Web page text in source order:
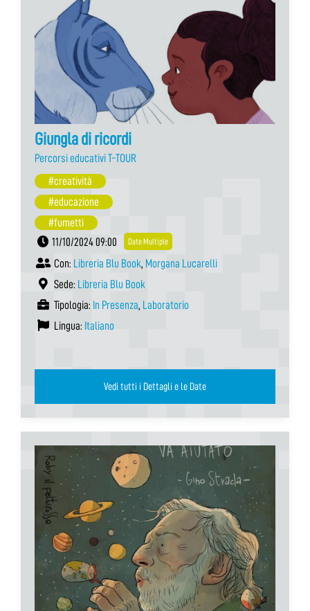
Giungla di ricordi
Percorsi educativi T-TOUR
#creatività
#educazione
#fumetti
11/10/2024 09:00
Date Multiple
Con: Libreria Blu Book, Morgana Lucarelli
Sede: Libreria Blu Book
Tipologia: In Presenza, Laboratorio
Lingua: Italiano
Vedi tutti i Dettagli e le Date